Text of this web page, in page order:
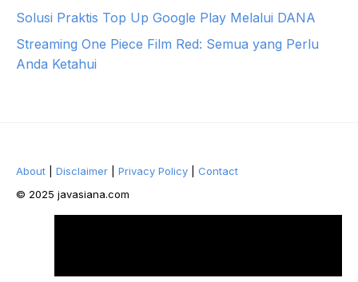
Solusi Praktis Top Up Google Play Melalui DANA
Streaming One Piece Film Red: Semua yang Perlu
Anda Ketahui
About Disclaimer Privacy Policy
Contact
© 2025 javasiana.com